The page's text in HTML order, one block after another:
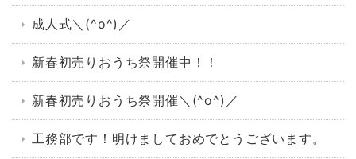
成人式＼(^o^)／
新春初売りおうち祭開催中！！
新春初売りおうち祭開催＼(^o^)／
工務部です！明けましておめでとうございます。